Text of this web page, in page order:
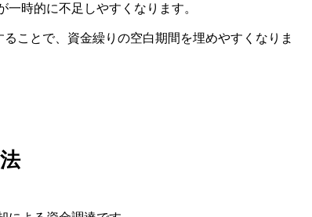
時的に不足しやすくなります。
ことで、資金繰りの空白期間を埋めやすくなりま